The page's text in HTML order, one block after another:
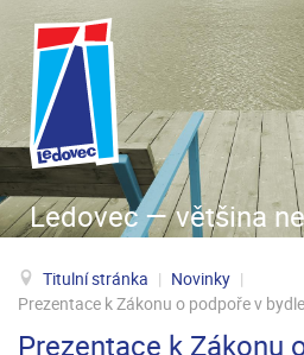
Ledovec — většina
Titulní stránka | Novinky |
Prezentace k Zákonu o podpoře v
Prezentace k Zákonu